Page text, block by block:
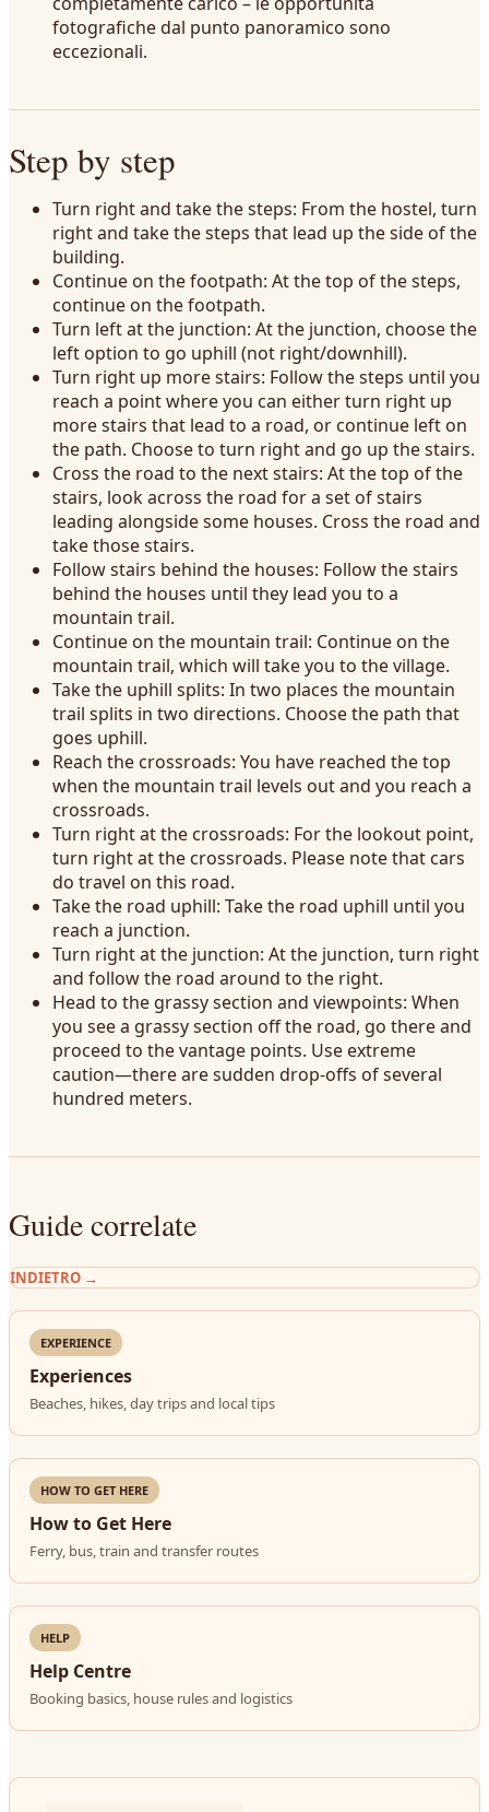
fotografiche dal punto panoramico sono
eccezionali.
Step by step
Turn right and take the steps: From the hostel, turn
right and take the steps that lead up the side of the
building.
Continue on the footpath: At the top of the steps,
continue on the footpath.
Turn left at the junction: At the junction, choose the
left option to go uphill (not right/downhill).
Turn right up more stairs: Follow the steps until you
reach a point where you can either turn right up
more stairs that lead to a road, or continue left on
the path. Choose to turn right and go up the stairs.
Cross the road to the next stairs: At the top of the
stairs, look across the road for a set of stairs
leading alongside some houses. Cross the road and
take those stairs.
Follow stairs behind the houses: Follow the stairs
behind the houses until they lead you to a
mountain trail.
Continue on the mountain trail: Continue on the
mountain trail, which will take you to the village.
Take the uphill splits: In two places the mountain
trail splits in two directions. Choose the path that
goes uphill.
Reach the crossroads: You have reached the top
when the mountain trail levels out and you reach a
crossroads.
Turn right at the crossroads: For the lookout point,
turn right at the crossroads. Please note that cars
do travel on this road.
Take the road uphill: Take the road uphill until you
reach a junction.
Turn right at the junction: At the junction, turn right
and follow the road around to the right.
Head to the grassy section and viewpoints: When
you see a grassy section off the road, go there and
proceed to the vantage points. Use extreme
caution—there are sudden drop-offs of several
hundred meters.
Guide correlate
INDIETRO →
EXPERIENCE
Experiences
Beaches, hikes, day trips and local tips
HOW TO GET HERE
How to Get Here
Ferry, bus, train and transfer routes
HELP
Help Centre
Booking basics, house rules and logistics